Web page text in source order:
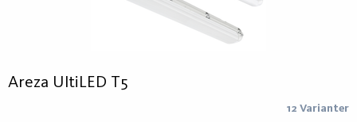
Areza UltiLED T5
12 Varianter